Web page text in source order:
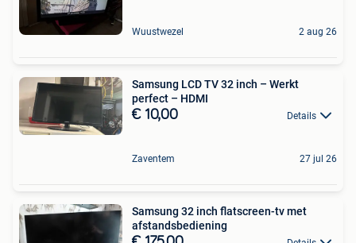
Wuustwezel 2 aug 26
Samsung LCD TV 32 inch – Werkt
perfect – HDMI
€ 10,00 Details
Zaventem 27 jul 26
Samsung 32 inch flatscreen-tv met
afstandsbediening